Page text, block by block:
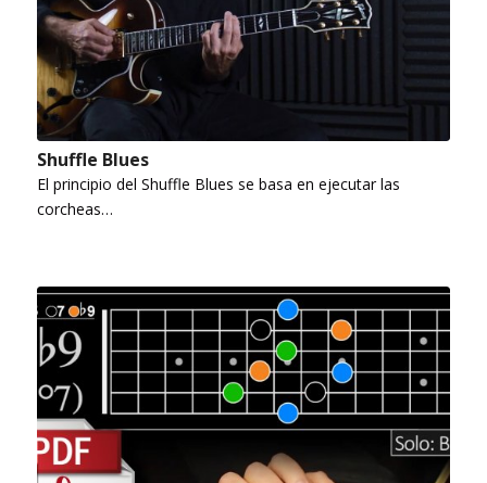
Shuffle Blues
El principio del Shuffle Blues se basa en ejecutar las
corcheas…